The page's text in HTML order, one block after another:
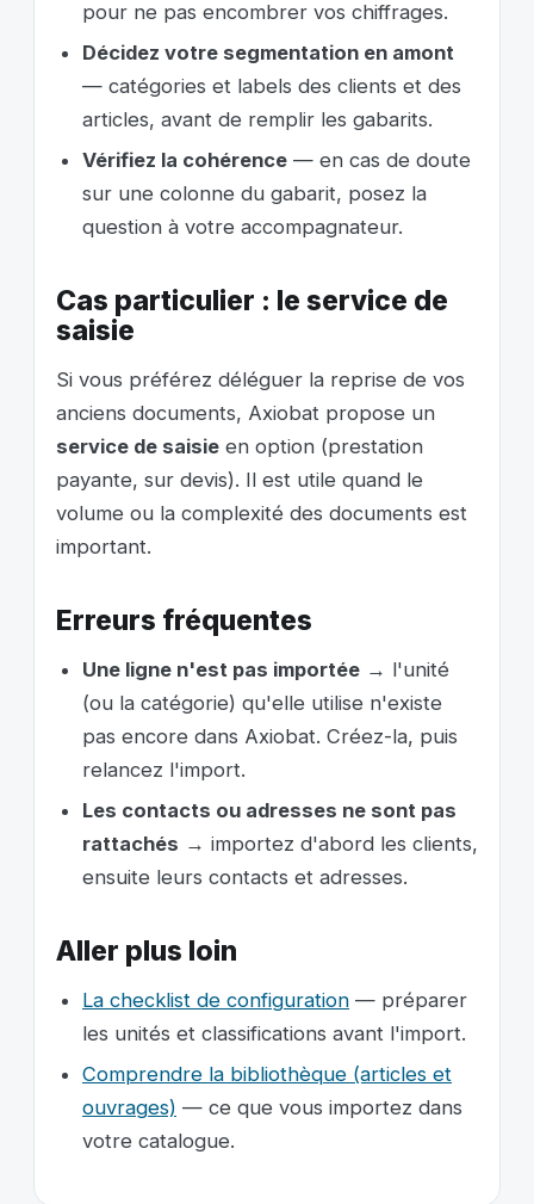
pour ne pas encombrer vos chiffrages.
Décidez votre segmentation en amont
— catégories et labels des clients et des
articles, avant de remplir les gabarits.
Vérifiez la cohérence — en cas de doute
sur une colonne du gabarit, posez la
question à votre accompagnateur.
Cas particulier : le service de
saisie
Si vous préférez déléguer la reprise de vos
anciens documents, Axiobat propose un
service de saisie en option (prestation
payante, sur devis). Il est utile quand le
volume ou la complexité des documents est
important.
Erreurs fréquentes
Une ligne n'est pas importée → l'unité
(ou la catégorie) qu'elle utilise n'existe
pas encore dans Axiobat. Créez-la, puis
relancez l'import.
Les contacts ou adresses ne sont pas
rattachés → importez d'abord les clients,
ensuite leurs contacts et adresses.
Aller plus loin
La checklist de configuration — préparer
les unités et classifications avant l'import.
Comprendre la bibliothèque (articles et
ouvrages) — ce que vous importez dans
votre catalogue.